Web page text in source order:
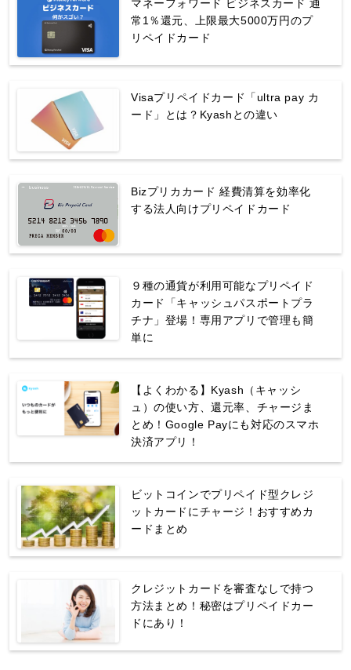
マネーフォワード ビジネスカード 通
常1％還元、上限最大5000万円のプ
リペイドカード
Visaプリペイドカード「ultra pay カ
ード」とは？Kyashとの違い
Bizプリカカード 経費清算を効率化
する法人向けプリペイドカード
９種の通貨が利用可能なプリペイド
カード「キャッシュパスポートプラ
チナ」登場！専用アプリで管理も簡
単に
【よくわかる】Kyash（キャッシ
ュ）の使い方、還元率、チャージま
とめ！Google Payにも対応のスマホ
決済アプリ！
ビットコインでプリペイド型クレジ
ットカードにチャージ！おすすめカ
ードまとめ
クレジットカードを審査なしで持つ
方法まとめ！秘密はプリペイドカー
ドにあり！